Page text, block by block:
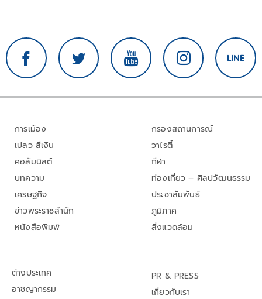
การเมือง
เปลว สีเงิน
คอลัมนิสต์
บทความ
เศรษฐกิจ
ข่าวพระราชสำนัก
หนังสือพิมพ์
กรองสถานการณ์
วาไรตี้
กีฬา
ท่องเที่ยว – ศิลปวัฒนธรรม
ประชาสัมพันธ์
ภูมิภาค
สิ่งแวดล้อม
ต่างประเทศ
อาชญากรรม
PR & PRESS
เกี่ยวกับเรา